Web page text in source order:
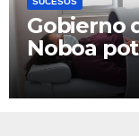
Gobierno
Noboa
Centro
Infantil y